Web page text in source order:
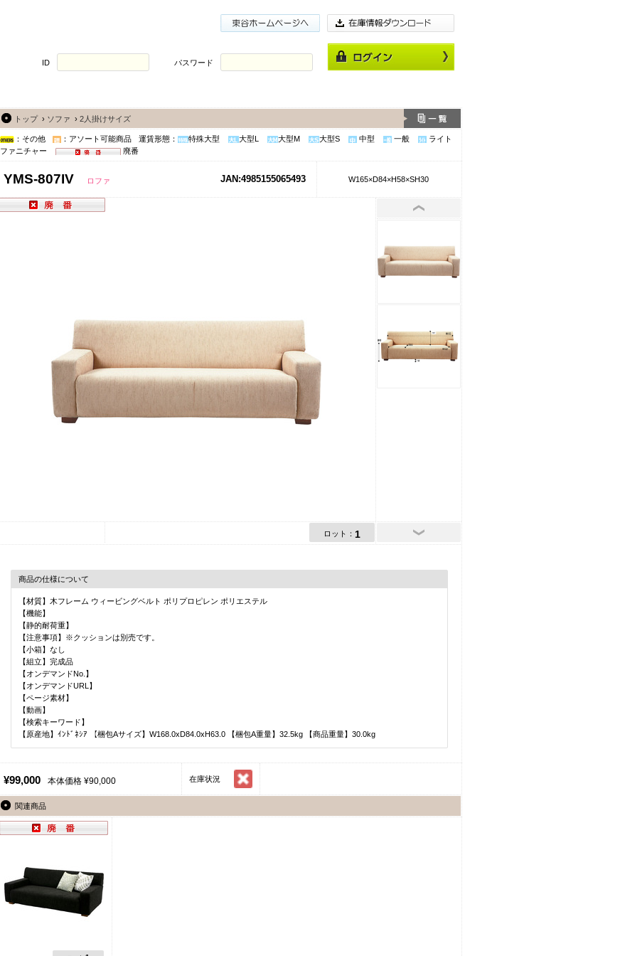
ID パスワード
トップ› ソファ › 2人掛けサイズ
：その他 ：アソート可能商品 運賃形態： 特殊大型 大型L 大型M 大型S 中型 一般
ライト
ファニチャー
廃番
YMS-807IV ロファ JAN:4985155065493 W165×D84×H58×SH30
ロット： 1
商品の仕様について
【材質】木フレーム ウィービングベルト ポリプロピレン ポリエステル
【機能】
【静的耐荷重】
【注意事項】※クッションは別売です。
【小箱】なし
【組立】完成品
【オンデマンドNo.】
【オンデマンドURL】
【ページ素材】
【動画】
【検索キーワード】
【原産地】ｲﾝﾄﾞﾈｼｱ 【梱包Aサイズ】W168.0xD84.0xH63.0 【梱包A重量】32.5kg 【商品重量】30.0kg
¥99,000 本体価格 ¥90,000 在庫状況
関連商品